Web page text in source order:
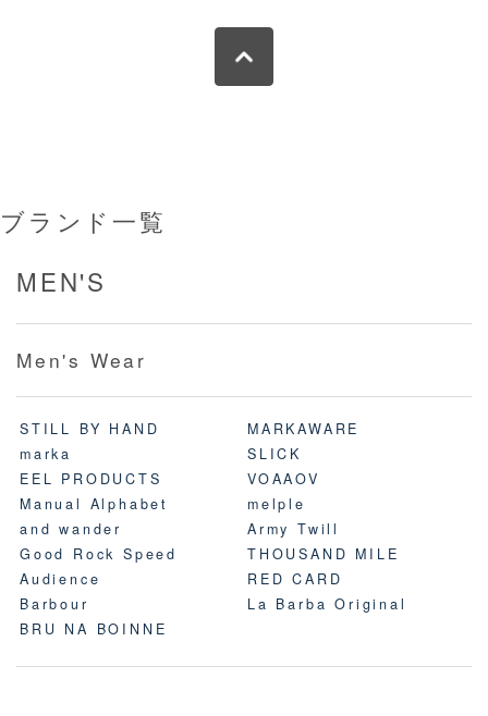
ブランド一覧
MEN'S
Men's Wear
STILL BY HAND
MARKAWARE
marka
SLICK
EEL PRODUCTS
VOAAOV
Manual Alphabet
melple
and wander
Army Twill
Good Rock Speed
THOUSAND MILE
Audience
RED CARD
Barbour
La Barba Original
BRU NA BOINNE